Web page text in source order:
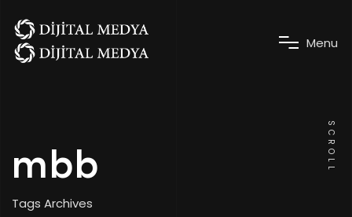
Menu
mbb
Tags Archives
SCROLL